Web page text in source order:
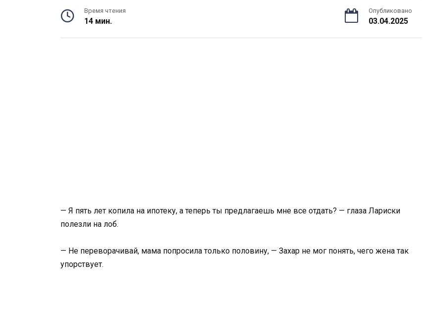
Время чтения
14 мин.
Опубликовано
03.04.2025
— Я пять лет копила на ипотеку, а теперь ты предлагаешь мне все отдать? — глаза Лариски
полезли на лоб.
— Не переворачивай, мама попросила только половину, — Захар не мог понять, чего жена так
упорствует.